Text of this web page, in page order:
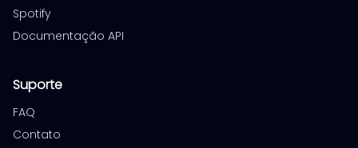
Spotify
Documentação API
Suporte
FAQ
Contato